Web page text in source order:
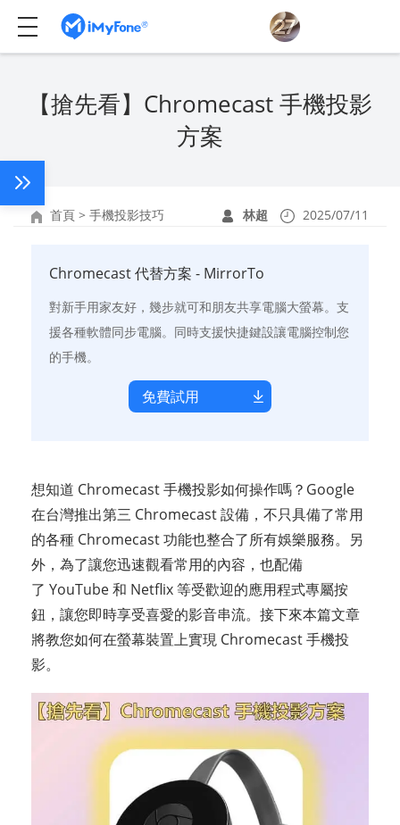
【搶先看】Chromecast 手機投影
方案
首頁 > 手機投影技巧 林超 2025/07/11
Chromecast 代替方案 - MirrorTo
對新手用家友好，幾步就可和朋友共享電腦大螢幕。支
援各種軟體同步電腦。同時支援快捷鍵設讓電腦控制您
的手機。
免費試用
想知道 Chromecast 手機投影如何操作嗎？Google
在台灣推出第三 Chromecast 設備，不只具備了常用
的各種 Chromecast 功能也整合了所有娛樂服務。另
外，為了讓您迅速觀看常用的內容，也配備
了 YouTube 和 Netflix 等受歡迎的應用程式專屬按
鈕，讓您即時享受喜愛的影音串流。接下來本篇文章
將教您如何在螢幕裝置上實現 Chromecast 手機投
影。